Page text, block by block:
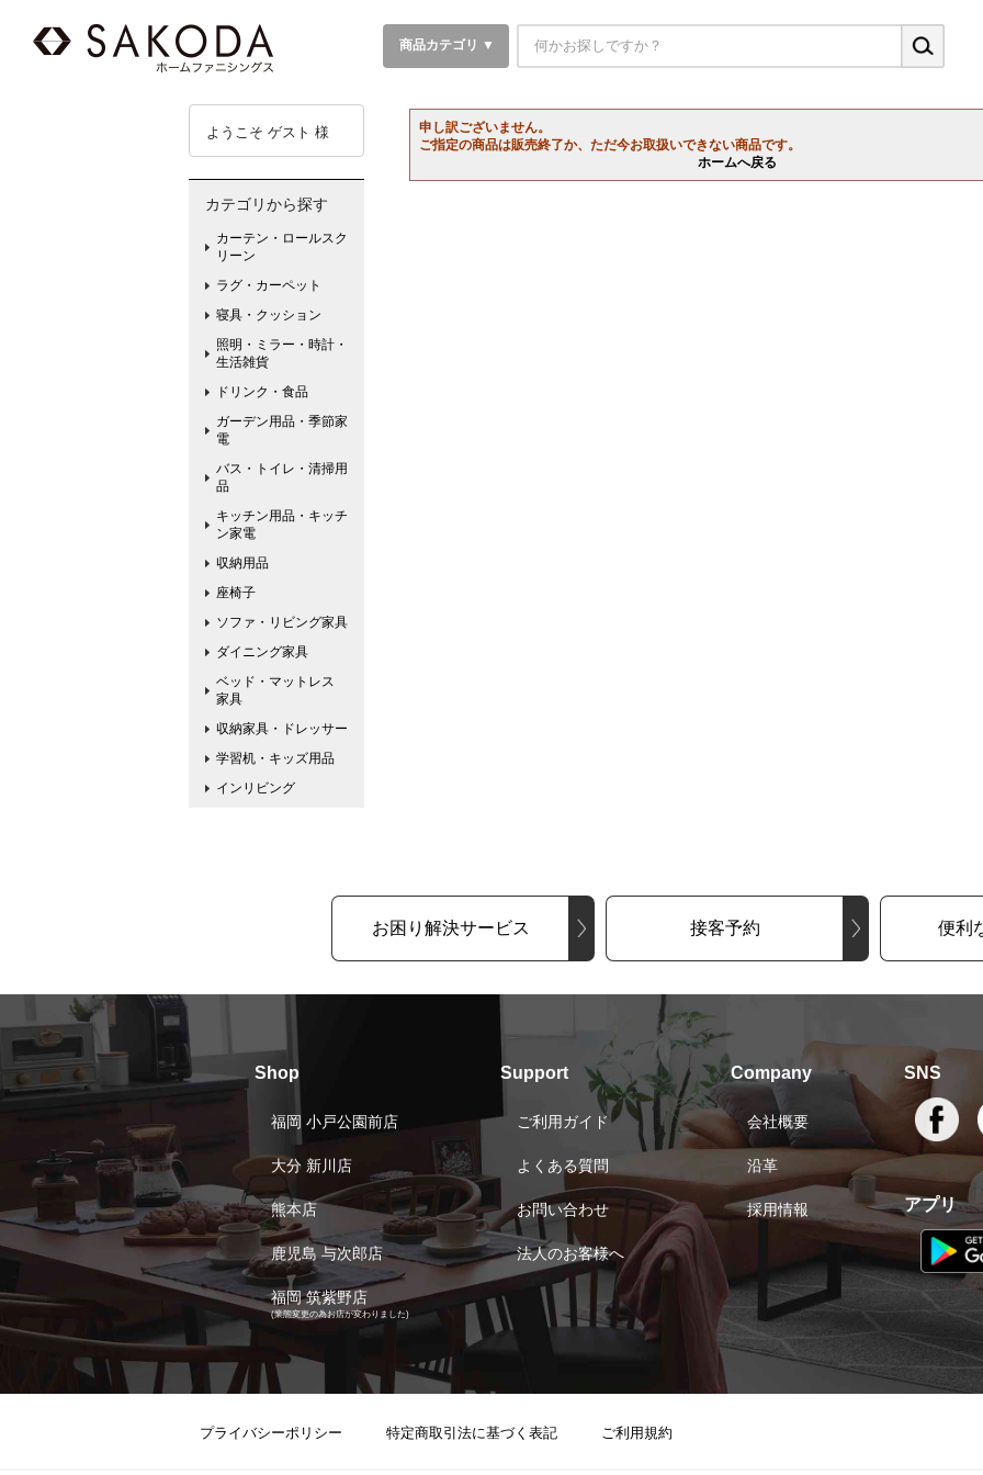
商品カテゴリ ▼
申し訳ございません。
ご指定の商品は販売終了か、ただ今お取扱いできない商品です。
ホームへ戻る
ようこそ ゲスト 様
カテゴリから探す
カーテン・ロールスク
リーン
ラグ・カーペット
寝具・クッション
照明・ミラー・時計・
生活雑貨
ドリンク・食品
ガーデン用品・季節家
電
バス・トイレ・清掃用
品
キッチン用品・キッチ
ン家電
収納用品
座椅子
ソファ・リビング家具
ダイニング家具
ベッド・マットレス
家具
収納家具・ドレッサー
学習机・キッズ用品
インリビング
お困り解決サービス 接客予約 便利
Shop
福岡 小戸公園前店
大分 新川店
熊本店
鹿児島 与次郎店
福岡 筑紫野店
(業態変更の為お店が変わりました)
Support
ご利用ガイド
よくある質問
お問い合わせ
法人のお客様へ
Company
会社概要
沿革
採用情報
SNS
アプリ
プライバシーポリシー 特定商取引法に基づく表記 ご利用規約